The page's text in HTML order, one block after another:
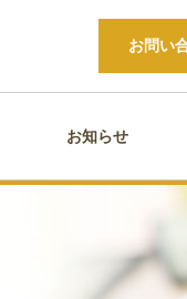
お問い
お知らせ